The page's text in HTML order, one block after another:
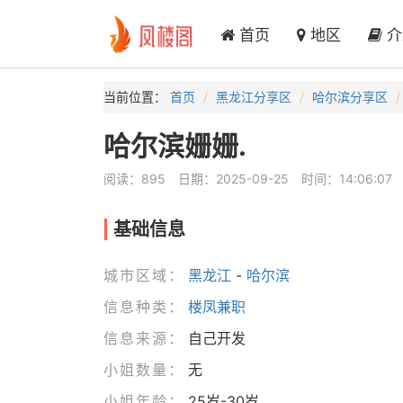
首页 地区 介
当前位置： 首页 黑龙江分享区 哈尔滨分享区
哈尔滨姗姗.
阅读：895 日期：2025-09-25 时间：14:06:07
基础信息
城市区域： 黑龙江 - 哈尔滨
信息种类：
楼凤兼职
信息来源：
自己开发
小姐数量：
无